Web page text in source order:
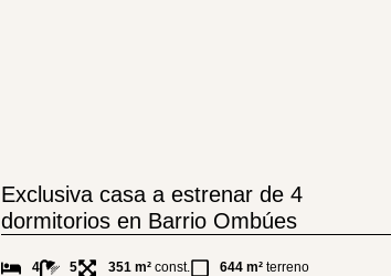
Exclusiva casa a estrenar de 4
dormitorios en Barrio Ombúes
4 5 351 m² const. 644 m² terreno